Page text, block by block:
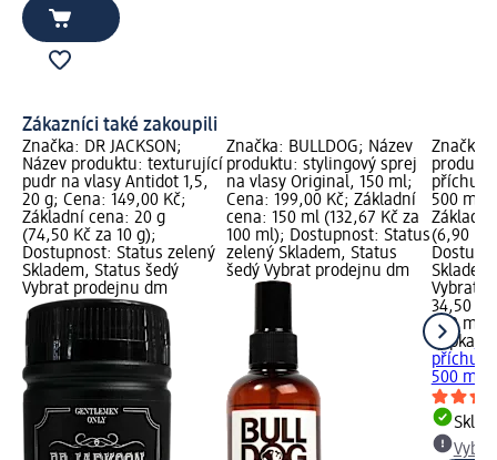
Zákazníci také zakoupili
Značka: DR JACKSON;
Název produktu: texturující
pudr na vlasy Antidot 1,5,
20 g; Cena: 149,00 Kč;
Základní cena: 20 g
(74,50 Kč za 10 g);
Dostupnost: Status zelený
Skladem, Status šedý
Vybrat prodejnu dm
Značka: BULLDOG; Název
produktu: stylingový sprej
na vlasy Original, 150 ml;
Cena: 199,00 Kč; Základní
cena: 150 ml (132,67 Kč za
100 ml); Dostupnost: Status
zelený Skladem, Status
šedý Vybrat prodejnu dm
Značka:
příchutí
500 ml;
(6,90 Kč
Vybrat
34,50 Kč
500 ml
qapka
příchutí
500 ml